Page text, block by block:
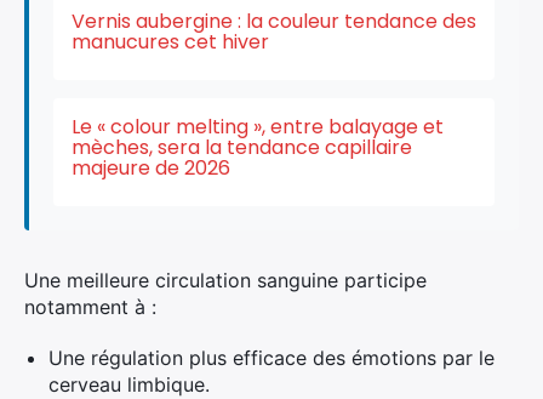
Vernis aubergine : la couleur tendance des
manucures cet hiver
Le « colour melting », entre balayage et
mèches, sera la tendance capillaire
majeure de 2026
Une meilleure circulation sanguine participe
notamment à :
Une régulation plus efficace des émotions par le
cerveau limbique.